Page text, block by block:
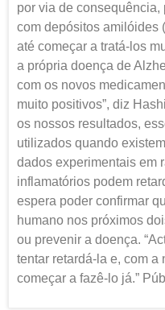
por via de
com depósitos amilóides
até começar a tratá-los
a própria doença de
com os novos
muito positivos”, diz
os nossos resultados,
utilizados quando
dados experimentais em
inflamatórios podem
espera poder confirmar
humano nos próximos
ou prevenir a doença.
tentar retardá-la e, com
começar a fazê-lo já.”